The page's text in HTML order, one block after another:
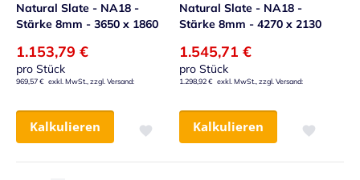
Natural Slate - NA18 -
Stärke 8mm - 3650 x 1860
1.153,79 €
pro Stück
969,57 €
Kalkulieren
Zur Wunschliste hinzufügen
Natural Slate - NA18 -
Stärke 8mm - 4270 x 2130
1.545,71 €
pro Stück
1.298,92 €
Kalkulieren
Zur